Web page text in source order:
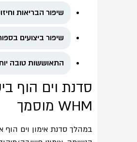
שיפור הבריאות
שיפור ביצועים
התאוששות טובה
סדנת וים הוף
WHM מוסמך